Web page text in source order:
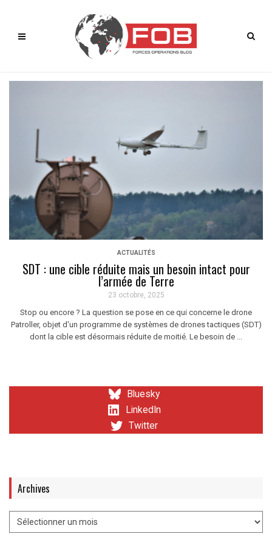
ACTUALITÉS
SDT : une cible réduite mais un besoin intact pour
l’armée de Terre
23 octobre, 2025
Stop ou encore ? La question se pose en ce qui concerne le drone
Patroller, objet d'un programme de systèmes de drones tactiques (SDT)
dont la cible est désormais réduite de moitié. Le besoin de ...
Bluesky
LinkedIn
Twitter
Archives